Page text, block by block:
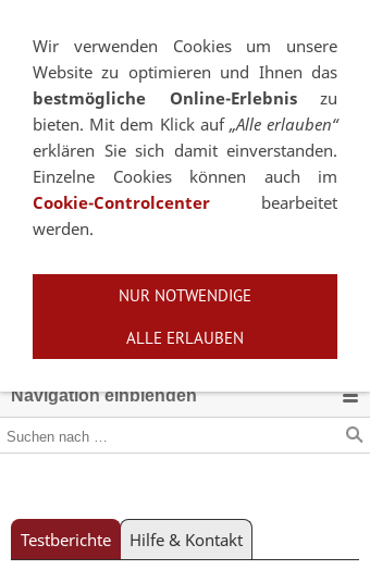
Website, die für mobile Geräte optimiert wurde.
Zur Desktop-Version
Hinweis nicht mehr anzeigen
Navigation einblenden
Testberichte Hilfe & Kontakt
Wir verwenden Cookies um unsere
Website zu optimieren und Ihnen das
bestmögliche Online-Erlebniszu
bieten. Mit dem Klick auf „Alle erlauben“
erklären Sie sich damit einverstanden.
Einzelne Cookies können auch im
Cookie-Controlcenter bearbeitet
werden.
NUR NOTWENDIGE
ALLE ERLAUBEN